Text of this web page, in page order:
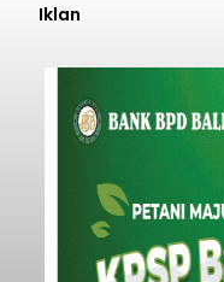
Iklan